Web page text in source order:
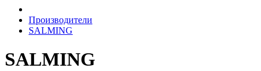
Производители
SALMING
SALMING